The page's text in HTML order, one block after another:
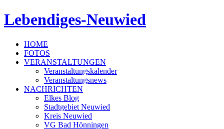
Lebendiges-Neuwied
HOME
FOTOS
VERANSTALTUNGEN
Veranstaltungskalender
Veranstaltungsnews
NACHRICHTEN
Elkes Blog
Stadtgebiet Neuwied
Kreis Neuwied
VG Bad Hönningen